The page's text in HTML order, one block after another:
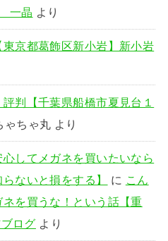
一晶 より
京都葛飾区新小岩】新小岩
判【千葉県船橋市夏見台１
ゃちゃ丸 より
してメガネを買いたいなら
ないと損をする】
に こん
を買うな！という話【重
ログ より